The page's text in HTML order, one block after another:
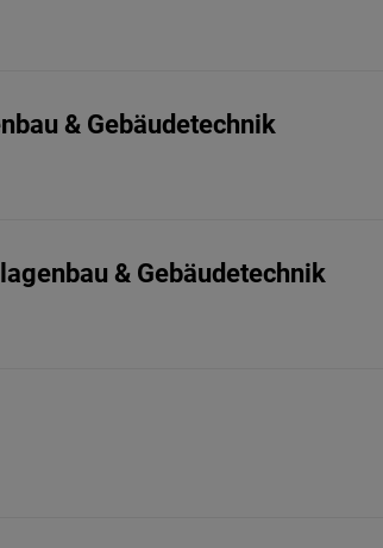
& Gebäudetechnik
& Gebäudetechnik